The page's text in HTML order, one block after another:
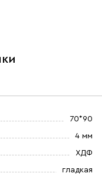
70*90
4 мм
ХДФ
гладкая